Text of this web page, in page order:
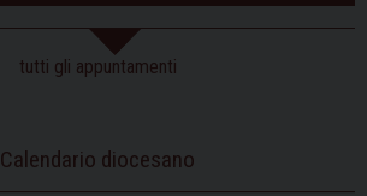
tutti gli appuntamenti
Calendario diocesano